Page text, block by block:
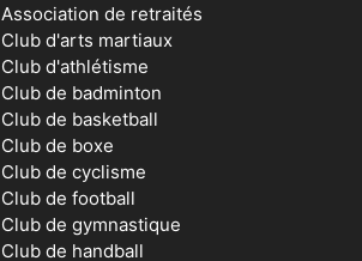
Association de retraités
Club d'arts martiaux
Club d'athlétisme
Club de badminton
Club de basketball
Club de boxe
Club de cyclisme
Club de football
Club de gymnastique
Club de handball